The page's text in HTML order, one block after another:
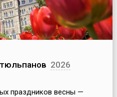
2026
праздников весны —